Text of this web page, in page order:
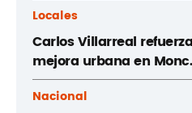
Locales
Carlos Villarreal
mejora urbana en
Nacional